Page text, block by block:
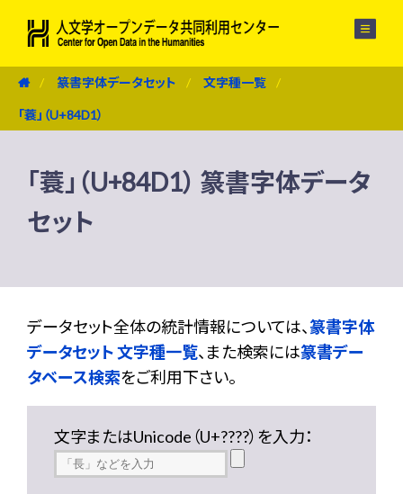
篆書字体データセット 文字種一覧
「蓑」（U+84D1）
「蓑」（U+84D1） 篆書字体データ
セット
データセット全体の統計情報については、篆書字体
データセット 文字種一覧、また検索には篆書デー
タベース検索をご利用下さい。
文字またはUnicode（U+????）を入力：